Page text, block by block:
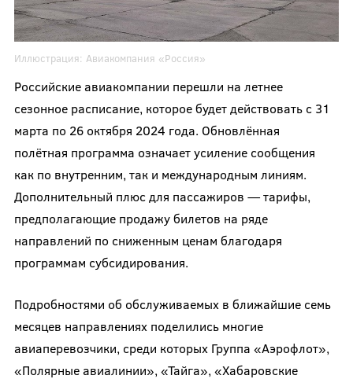
Иллюстрация: Авиакомпания «Россия»
Российские авиакомпании перешли на летнее
сезонное расписание, которое будет действовать с 31
марта по 26 октября 2024 года. Обновлённая
полётная программа означает усиление сообщения
как по внутренним, так и международным линиям.
Дополнительный плюс для пассажиров — тарифы,
предполагающие продажу билетов на ряде
направлений по сниженным ценам благодаря
программам субсидирования.
Подробностями об обслуживаемых в ближайшие семь
месяцев направлениях поделились многие
авиаперевозчики, среди которых Группа «Аэрофлот»,
«Полярные авиалинии», «Тайга», «Хабаровские